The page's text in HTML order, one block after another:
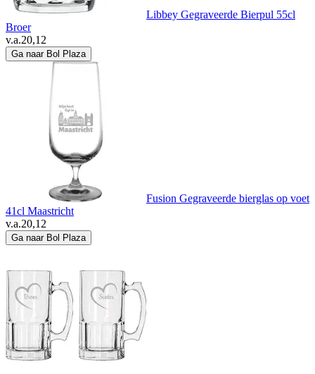
Libbey Gegraveerde Bierpul 55cl
Broer
v.a.20,12
Ga naar Bol Plaza
Fusion Gegraveerde bierglas op voet
41cl Maastricht
v.a.20,12
Ga naar Bol Plaza